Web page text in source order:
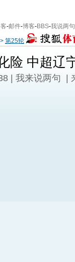
-邮件-博客-BBS-我说两句
> 第25轮
险 中超辽
| 我来说两句 |